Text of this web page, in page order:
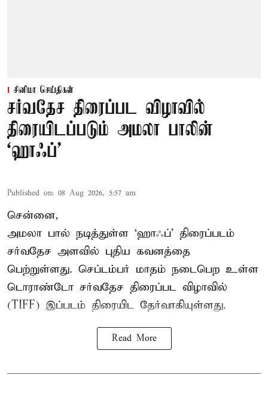
சினிமா செய்திகள்
சர்வதேச திரைப்பட விழாவில்
திரையிடப்படும் அமலா பாலின்
‘ஹாஃப்’
Published on: 08 Aug 2026, 5:57 am
சென்னை,
அமலா பால் நடித்துள்ள ‘ஹாஃப்’ திரைப்படம்
சர்வதேச அளவில் புதிய கவனத்தை
பெற்றுள்ளது. செப்டம்பர் மாதம் நடைபெற உள்ள
டொராண்டோ சர்வதேச திரைப்பட விழாவில்
(TIFF) இப்படம் திரையிட தேர்வாகியுள்ளது.
Read More